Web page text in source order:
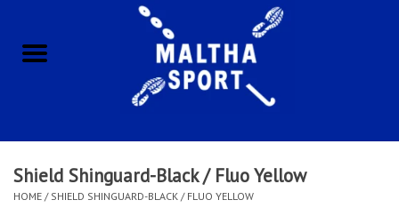
ACCESSOIRES/HARDWARE
KLEDING
CLUBSHOPS
Shield Shinguard-Black / Fluo Yellow
HOME / SHIELD SHINGUARD-BLACK / FLUO YELLOW